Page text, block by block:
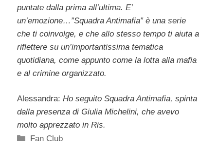
puntate dalla prima all’ultima. E’
un’emozione…”Squadra Antimafia” è una serie
che ti coinvolge, e che allo stesso tempo ti aiuta a
riflettere su un’importantissima tematica
quotidiana, come appunto come la lotta alla mafia
e al crimine organizzato.
Alessandra: Ho seguito Squadra Antimafia, spinta
dalla presenza di Giulia Michelini, che avevo
molto apprezzato in Ris.
Categorie
Fan Club